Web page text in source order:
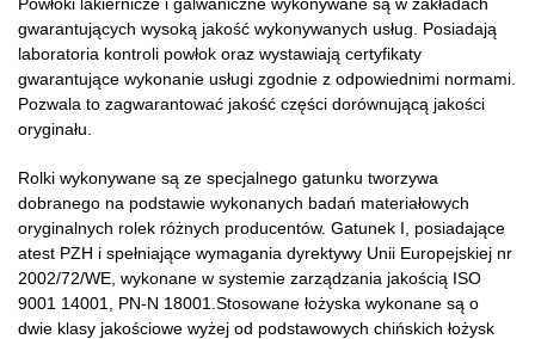
Powłoki lakiernicze i galwaniczne wykonywane są w zakładach
gwarantujących wysoką jakość wykonywanych usług. Posiadają
laboratoria kontroli powłok oraz wystawiają certyfikaty
gwarantujące wykonanie usługi zgodnie z odpowiednimi normami.
Pozwala to zagwarantować jakość części dorównującą jakości
oryginału.
Rolki wykonywane są ze specjalnego gatunku tworzywa
dobranego na podstawie wykonanych badań materiałowych
oryginalnych rolek różnych producentów. Gatunek I, posiadające
atest PZH i spełniające wymagania dyrektywy Unii Europejskiej nr
2002/72/WE, wykonane w systemie zarządzania jakością ISO
9001 14001, PN-N 18001.Stosowane łożyska wykonane są o
dwie klasy jakościowe wyżej od podstawowych chińskich łożysk